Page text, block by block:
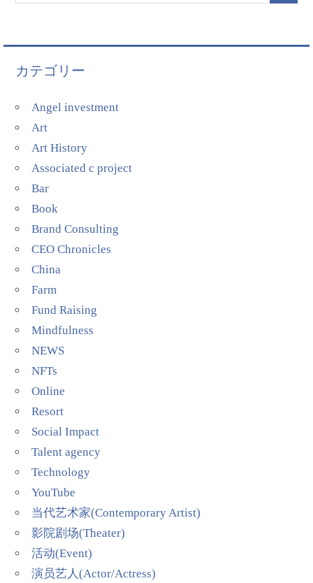
カテゴリー
Angel investment
Art
Art History
Associated c project
Bar
Book
Brand Consulting
CEO Chronicles
China
Farm
Fund Raising
Mindfulness
NEWS
NFTs
Online
Resort
Social Impact
Talent agency
Technology
YouTube
当代艺术家(Contemporary Artist)
影院剧场(Theater)
活动(Event)
演员艺人(Actor/Actress)